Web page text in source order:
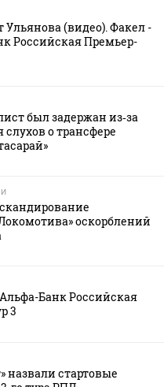
Ульянова (видео). Факел -
Российская Премьер-
был задержан из‑за
о трансфере
оскорблений
Банк Российская
3
назвали стартовые